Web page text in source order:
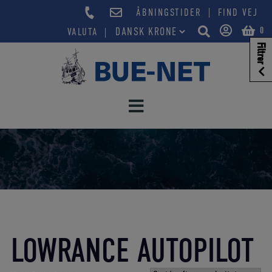
indholdet
ÅBNINGSTIDER |
FIND VEJ
VALUTA
0
LOWRANCE AUTOPILOT
Filtrer